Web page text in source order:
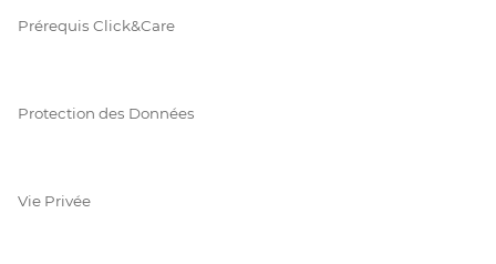
Prérequis Click&Care
Protection des Données
Vie Privée